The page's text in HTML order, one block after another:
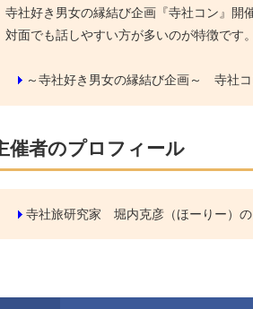
寺社好き男女の縁結び企画『寺社コン』開
対面でも話しやすい方が多いのが特徴です。
～寺社好き男女の縁結び企画～ 寺社
催者のプロフィール
寺社旅研究家 堀内克彦（ほーりー）